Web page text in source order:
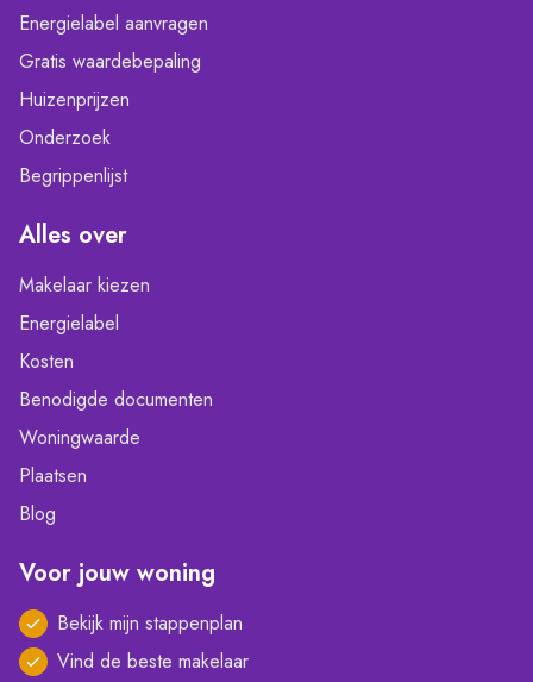
Energielabel aanvragen
Gratis waardebepaling
Huizenprijzen
Onderzoek
Begrippenlijst
Alles over
Makelaar kiezen
Energielabel
Kosten
Benodigde documenten
Woningwaarde
Plaatsen
Blog
Voor jouw woning
Bekijk mijn stappenplan
Vind de beste makelaar